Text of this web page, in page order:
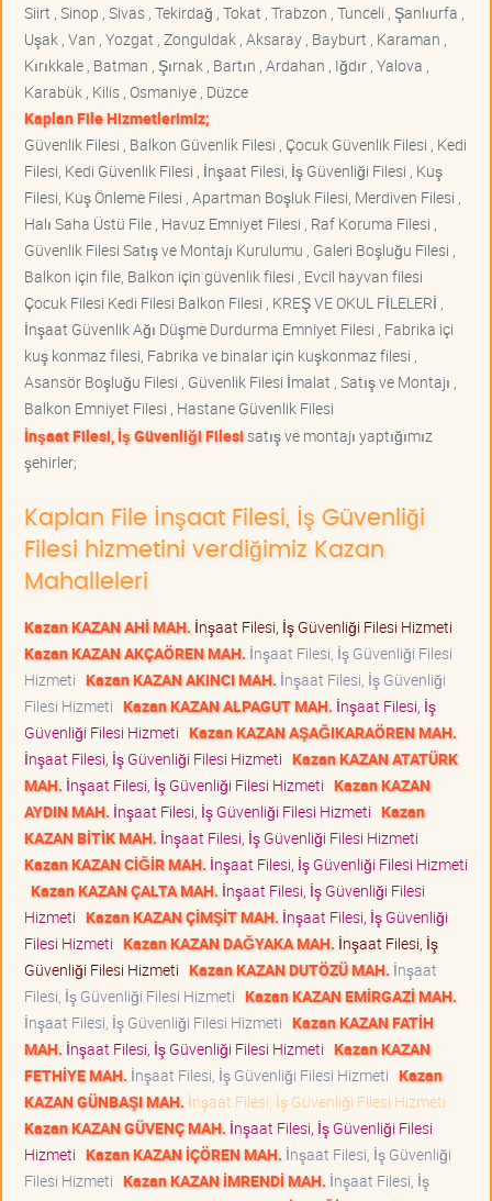
Siirt , Sinop , Sivas , Tekirdağ , Tokat , Trabzon , Tunceli , Şanlıurfa ,
Uşak , Van , Yozgat , Zonguldak , Aksaray , Bayburt , Karaman ,
Kırıkkale , Batman , Şırnak , Bartın , Ardahan , Iğdır , Yalova ,
Karabük , Kilis , Osmaniye , Düzce
Kaplan File Hizmetlerimiz;
Güvenlik Filesi , Balkon Güvenlik Filesi , Çocuk Güvenlik Filesi , Kedi
Filesi, Kedi Güvenlik Filesi , İnşaat Filesi, İş Güvenliği Filesi , Kuş
Filesi, Kuş Önleme Filesi , Apartman Boşluk Filesi, Merdiven Filesi ,
Halı Saha Üstü File , Havuz Emniyet Filesi , Raf Koruma Filesi ,
Güvenlik Filesi Satış ve Montajı Kurulumu , Galeri Boşluğu Filesi ,
Balkon için file, Balkon için güvenlik filesi , Evcil hayvan filesi
Çocuk Filesi Kedi Filesi Balkon Filesi , KREŞ VE OKUL FİLELERİ ,
İnşaat Güvenlik Ağı Düşme Durdurma Emniyet Filesi , Fabrika içi
kuş konmaz filesi, Fabrika ve binalar için kuşkonmaz filesi ,
Asansör Boşluğu Filesi , Güvenlik Filesi İmalat , Satış ve Montajı ,
Balkon Emniyet Filesi , Hastane Güvenlik Filesi
İnşaat Filesi, İş Güvenliği Filesisatış ve montajı yaptığımız
şehirler;
Kaplan File İnşaat Filesi, İş Güvenliği
Filesi hizmetini verdiğimiz Kazan
Mahalleleri
Kazan KAZAN AHİ MAH. İnşaat Filesi, İş Güvenliği Filesi Hizmeti
Kazan KAZAN AKÇAÖREN MAH. İnşaat Filesi, İş Güvenliği Filesi
Hizmeti Kazan KAZAN AKINCI MAH. İnşaat Filesi, İş Güvenliği
Filesi Hizmeti Kazan KAZAN ALPAGUT MAH. İnşaat Filesi, İş
Güvenliği Filesi Hizmeti Kazan KAZAN AŞAĞIKARAÖREN MAH.
İnşaat Filesi, İş Güvenliği Filesi Hizmeti Kazan KAZAN ATATÜRK
MAH. İnşaat Filesi, İş Güvenliği Filesi Hizmeti Kazan KAZAN
AYDIN MAH. İnşaat Filesi, İş Güvenliği Filesi Hizmeti Kazan
KAZAN BİTİK MAH. İnşaat Filesi, İş Güvenliği Filesi Hizmeti
Kazan KAZAN CİĞİR MAH. İnşaat Filesi, İş Güvenliği Filesi Hizmeti
Kazan KAZAN ÇALTA MAH. İnşaat Filesi, İş Güvenliği Filesi
Hizmeti Kazan KAZAN ÇİMŞİT MAH. İnşaat Filesi, İş Güvenliği
Filesi Hizmeti Kazan KAZAN DAĞYAKA MAH. İnşaat Filesi, İş
Güvenliği Filesi Hizmeti Kazan KAZAN DUTÖZÜ MAH. İnşaat
Filesi, İş Güvenliği Filesi Hizmeti Kazan KAZAN EMİRGAZİ MAH.
İnşaat Filesi, İş Güvenliği Filesi Hizmeti Kazan KAZAN FATİH
MAH. İnşaat Filesi, İş Güvenliği Filesi Hizmeti Kazan KAZAN
FETHİYE MAH. İnşaat Filesi, İş Güvenliği Filesi Hizmeti Kazan
KAZAN GÜNBAŞI MAH. İnşaat Filesi, İş Güvenliği Filesi Hizmeti
Kazan KAZAN GÜVENÇ MAH. İnşaat Filesi, İş Güvenliği Filesi
Hizmeti Kazan KAZAN İÇÖREN MAH. İnşaat Filesi, İş Güvenliği
Filesi Hizmeti Kazan KAZAN İMRENDİ MAH. İnşaat Filesi, İş